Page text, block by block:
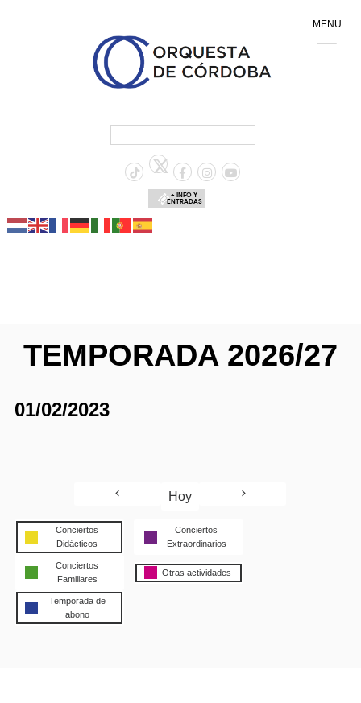
+ INFO Y
ENTRADAS
TEMPORADA 2026/27
01/02/2023
Hoy
Conciertos
Didácticos
Conciertos
Extraordinarios
Conciertos
Familiares
Otras actividades
Temporada de
abono
MENU